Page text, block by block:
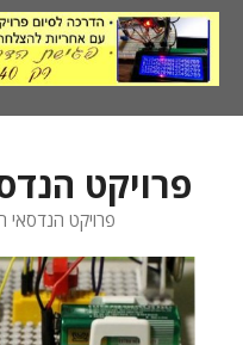
לדלג
לתוכן
פרויקט
פרויקט הנדסאי